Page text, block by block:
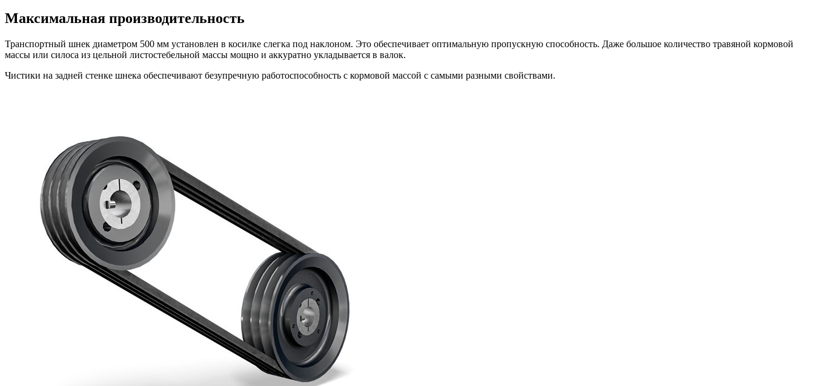
Максимальная производительность
Транспортный шнек диаметром 500 мм установлен в косилке слегка под наклоном. Это обеспечивает оптимальную пропускную способность. Даже большое количество травяной кормовой
массы или силоса из цельной листостебельной массы мощно и аккуратно укладывается в валок.
Чистики на задней стенке шнека обеспечивают безупречную работоспособность с кормовой массой с самыми разными свойствами.